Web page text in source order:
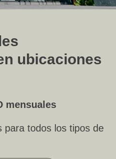
ubicaciones
mensuales
para todos los tipos de